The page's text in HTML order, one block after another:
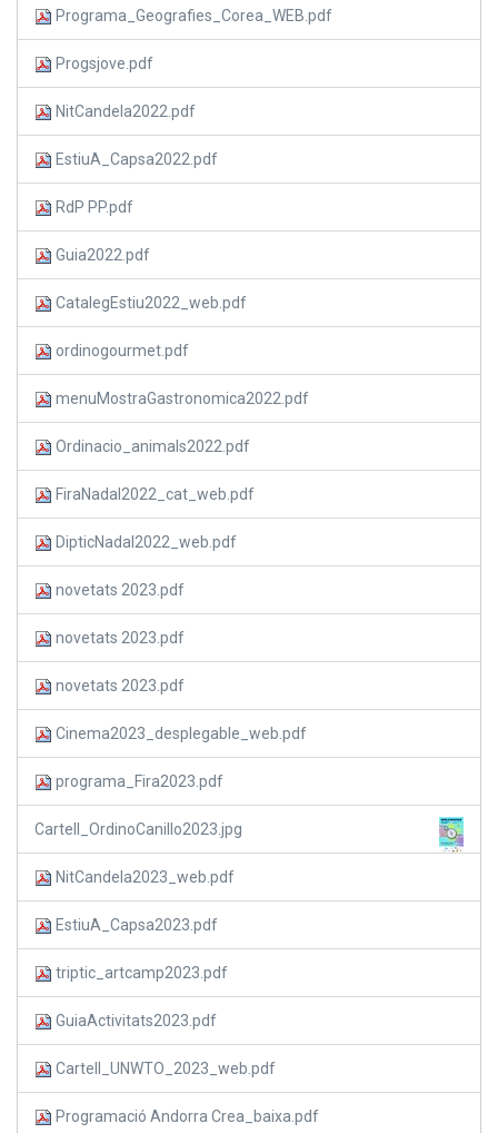
Programa_Geografies_Corea_WEB.pdf
Progsjove.pdf
NitCandela2022.pdf
EstiuA_Capsa2022.pdf
RdP PP.pdf
Guia2022.pdf
CatalegEstiu2022_web.pdf
ordinogourmet.pdf
menuMostraGastronomica2022.pdf
Ordinacio_animals2022.pdf
FiraNadal2022_cat_web.pdf
DipticNadal2022_web.pdf
novetats 2023.pdf
novetats 2023.pdf
novetats 2023.pdf
Cinema2023_desplegable_web.pdf
programa_Fira2023.pdf
Cartell_OrdinoCanillo2023.jpg
NitCandela2023_web.pdf
EstiuA_Capsa2023.pdf
triptic_artcamp2023.pdf
GuiaActivitats2023.pdf
Cartell_UNWTO_2023_web.pdf
Programació Andorra Crea_baixa.pdf